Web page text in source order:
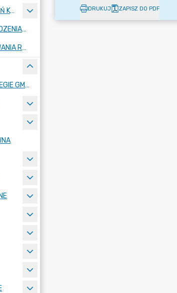
PROTOKOŁY Z POSIEDZEŃ KOMISJI RADY MIEJSKIEJ 2024-2029
ZAWIADOMIENIA O POSIEDZENIACH KOMISJI
IMIENNY WYKAZ GŁOSOWANIA RADNYCH - KADENCJA 2018-2023
PLANY, PROGRAMY I STRATEGIE GMINY
DRUKUJ ZAPISZ DO PDF